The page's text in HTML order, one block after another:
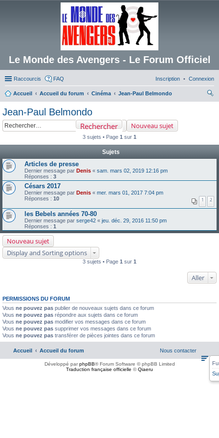
Le Monde des Avengers - Le Forum Officiel
Raccourcis FAQ Connexion
Inscription
Accueil Accueil du forum Cinéma
Jean-Paul Belmondo
Jean-Paul Belmondo
Nouveau sujet
Rechercher
3 sujets • Page 1 sur 1
Sujets
Articles de presse
Dernier message par Denis « sam. mars 02, 2019 12:16 pm
Réponses : 3
Césars 2017
Dernier message par Denis « mer. mars 01, 2017 7:04 pm
Réponses : 10 1 2
les Bebels années 70-80
Dernier message par serge42 « jeu. déc. 29, 2016 11:50 pm
Réponses : 1
Nouveau sujet
Display and Sorting options
3 sujets • Page 1 sur 1
Aller
PERMISSIONS DU FORUM
Vous ne pouvez pas publier de nouveaux sujets dans ce forum
Vous ne pouvez pas répondre aux sujets dans ce forum
Vous ne pouvez pas modifier vos messages dans ce forum
Vous ne pouvez pas supprimer vos messages dans ce forum
Vous ne pouvez pas transférer de pièces jointes dans ce forum
Accueil Accueil du forum Nous contacter
Développé parphpBB® Forum Software © phpBB Limited
Traduction française officielle ©Qiaeru